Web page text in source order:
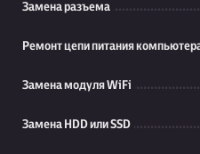
Замена разъема
Ремонт цепи питания
Замена модуля WiFi
Замена HDD или SSD